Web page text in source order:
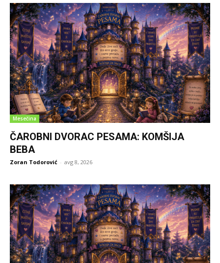
Mesečina
ČAROBNI DVORAC PESAMA: KOMŠIJA
BEBA
Zoran Todorović - avg 8, 2026